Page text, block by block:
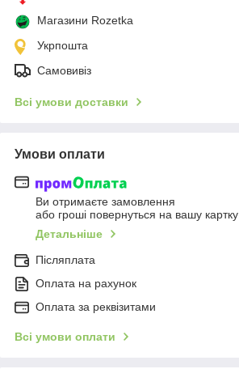
Магазини Rozetka
Укрпошта
Самовивіз
Всі умови доставки
Умови оплати
Ви отримаєте замовлення
або гроші повернуться на вашу картку
Детальніше
Післяплата
Оплата на рахунок
Оплата за реквізитами
Всі умови оплати